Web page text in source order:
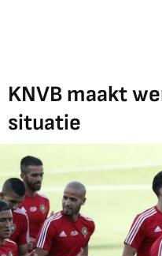
KNVB maakt
situatie